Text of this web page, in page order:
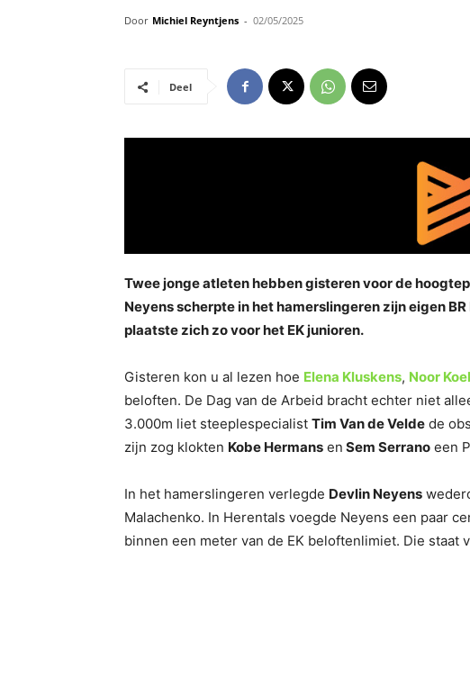
Door Michiel Reyntjens - 02/05/2025
Deel
Twee jonge atleten hebben gisteren voor de
Neyens scherpte in het hamerslingeren zijn eigen
plaatste zich zo voor het EK junioren.
Gisteren kon u al lezen hoe Elena Kluskens, Noor
beloften. De Dag van de Arbeid bracht echter niet
3.000m liet steeplespecialist Tim Van de Velde de
zijn zog klokten Kobe Hermans en Sem Serrano een
In het hamerslingeren verlegde Devlin Neyens
Malachenko. In Herentals voegde Neyens een paar
binnen een meter van de EK beloftenlimiet. Die staat